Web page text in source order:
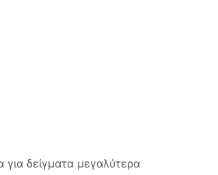
για δείγματα μεγαλύτερα